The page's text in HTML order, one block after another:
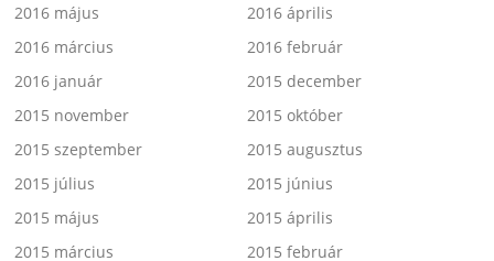
2016 május
2016 április
2016 március
2016 február
2016 január
2015 december
2015 november
2015 október
2015 szeptember
2015 augusztus
2015 július
2015 június
2015 május
2015 április
2015 március
2015 február